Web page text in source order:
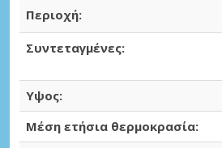
Περιοχή:
Συντεταγμένες:
Υψος:
Μέση ετήσια θερμοκρασία: